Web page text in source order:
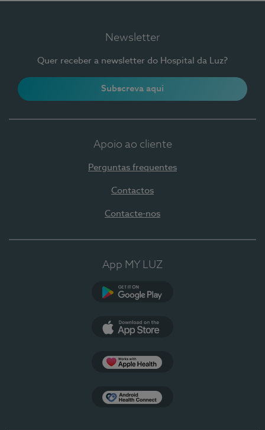
Newsletter
Quer receber a newsletter do Hospital da Luz?
Subscreva aqui
Apoio ao cliente
Perguntas frequentes
Contactos
Contacte-nos
App MY LUZ